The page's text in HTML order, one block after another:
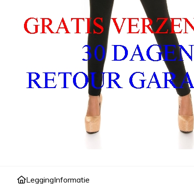
LeggingInformatie